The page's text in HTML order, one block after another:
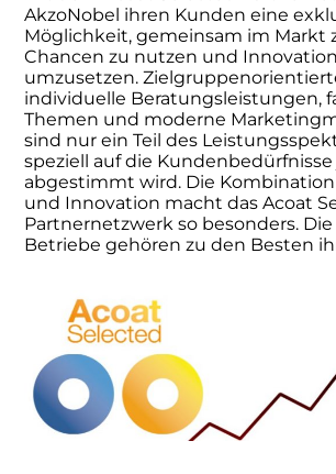
AkzoNobel ihren Kunden eine
Möglichkeit, gemeinsam im Markt
Chancen zu nutzen und
umzusetzen.
individuelle Beratungsleistungen,
Themen und moderne
sind nur ein Teil des
speziell auf die
abgestimmt wird. Die
und Innovation macht das Acoat
Partnernetzwerk so besonders.
Betriebe gehören zu den Besten